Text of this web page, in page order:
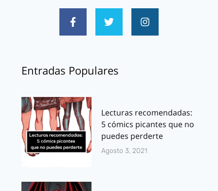
Entradas Populares
Lecturas recomendadas:
5 cómics picantes que no
puedes perderte
Agosto 3, 2021